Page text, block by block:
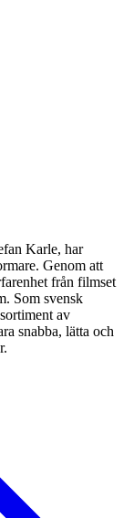
Karle, har
Genom att
från filmset
Som svensk
av
snabba, lätta och